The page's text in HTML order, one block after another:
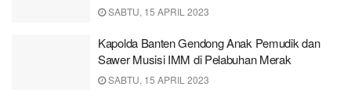
SABTU, 15 APRIL 2023
Kapolda Banten Gendong Anak Pemudik dan
Sawer Musisi IMM di Pelabuhan Merak
SABTU, 15 APRIL 2023